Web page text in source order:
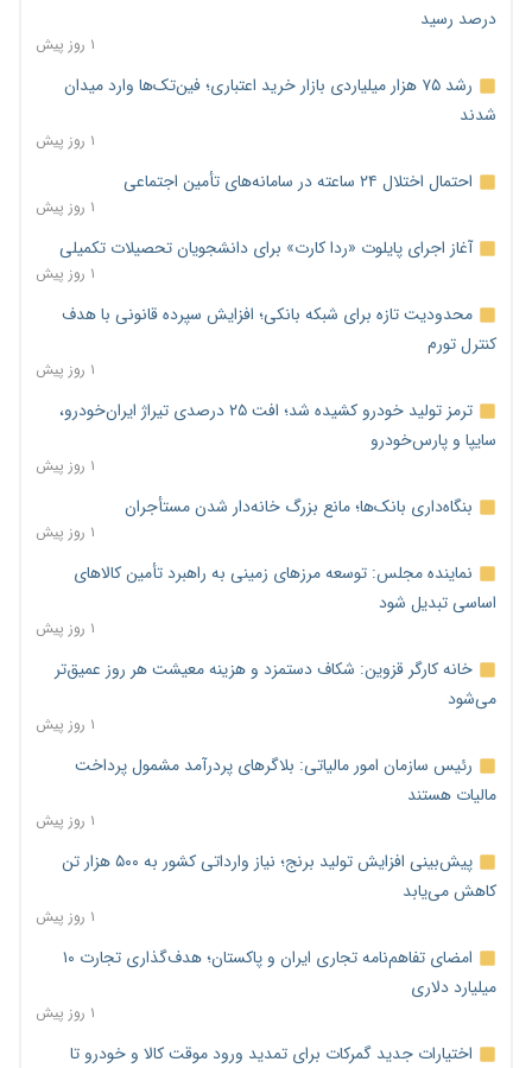
درصد رسید
۱ روز پیش
رشد ۷۵ هزار میلیاردی بازار خرید اعتباری؛ فین‌تک‌ها وارد میدان
شدند
۱ روز پیش
احتمال اختلال ۲۴ ساعته در سامانه‌های تأمین اجتماعی
۱ روز پیش
آغاز اجرای پایلوت «ردا کارت» برای دانشجویان تحصیلات تکمیلی
۱ روز پیش
محدودیت تازه برای شبکه بانکی؛ افزایش سپرده قانونی با هدف
کنترل تورم
۱ روز پیش
ترمز تولید خودرو کشیده شد؛ افت ۲۵ درصدی تیراژ ایران‌خودرو،
سایپا و پارس‌خودرو
۱ روز پیش
بنگاه‌داری بانک‌ها؛ مانع بزرگ خانه‌دار شدن مستأجران
۱ روز پیش
نماینده مجلس: توسعه مرزهای زمینی به راهبرد تأمین کالاهای
اساسی تبدیل شود
۱ روز پیش
خانه کارگر قزوین: شکاف دستمزد و هزینه معیشت هر روز عمیق‌تر
می‌شود
۱ روز پیش
رئیس سازمان امور مالیاتی: بلاگرهای پردرآمد مشمول پرداخت
مالیات هستند
۱ روز پیش
پیش‌بینی افزایش تولید برنج؛ نیاز وارداتی کشور به ۵۰۰ هزار تن
کاهش می‌یابد
۱ روز پیش
امضای تفاهم‌نامه تجاری ایران و پاکستان؛ هدف‌گذاری تجارت ۱۰
میلیارد دلاری
۱ روز پیش
اختیارات جدید گمرکات برای تمدید ورود موقت کالا و خودرو تا